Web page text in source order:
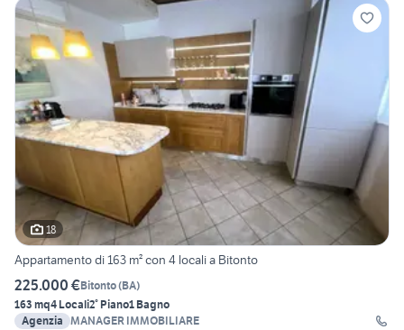
18
Appartamento di 163 m² con 4 locali a Bitonto
225.000 €Bitonto(BA)
163 mq4 Locali2° Piano1 Bagno
Agenzia MANAGER IMMOBILIARE